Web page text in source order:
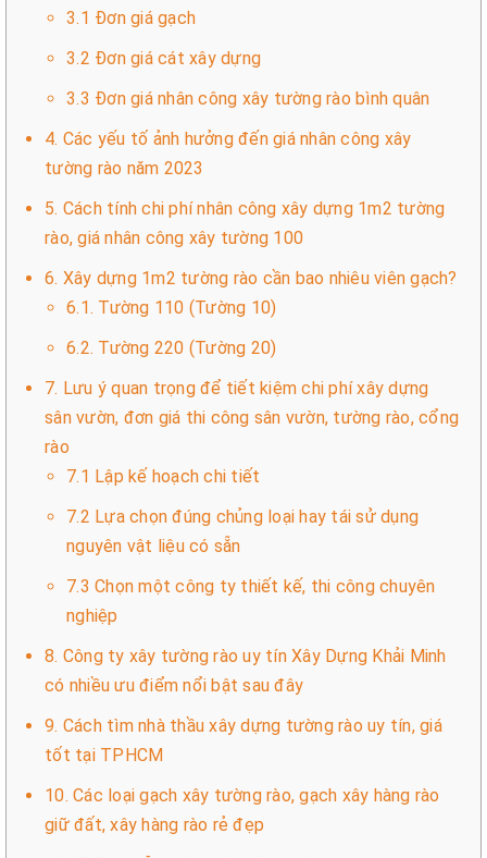
3.1 Đơn giá gạch
3.2 Đơn giá cát xây dựng
3.3 Đơn giá nhân công xây tường rào bình quân
4. Các yếu tố ảnh hưởng đến giá nhân công xây
tường rào năm 2023
5. Cách tính chi phí nhân công xây dựng 1m2 tường
rào, giá nhân công xây tường 100
6. Xây dựng 1m2 tường rào cần bao nhiêu viên gạch?
6.1. Tường 110 (Tường 10)
6.2. Tường 220 (Tường 20)
7. Lưu ý quan trọng để tiết kiệm chi phí xây dựng
sân vườn, đơn giá thi công sân vườn, tường rào, cổng
rào
7.1 Lập kế hoạch chi tiết
7.2 Lựa chọn đúng chủng loại hay tái sử dụng
nguyên vật liệu có sẵn
7.3 Chọn một công ty thiết kế, thi công chuyên
nghiệp
8. Công ty xây tường rào uy tín Xây Dựng Khải Minh
có nhiều ưu điểm nổi bật sau đây
9. Cách tìm nhà thầu xây dựng tường rào uy tín, giá
tốt tại TPHCM
10. Các loại gạch xây tường rào, gạch xây hàng rào
giữ đất, xây hàng rào rẻ đẹp